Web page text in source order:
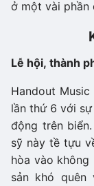
ở một vài phần
Lễ hội, thành
Handout
lần thứ 6 với
động trên
sỹ này tề tựu
hòa vào
sản khó